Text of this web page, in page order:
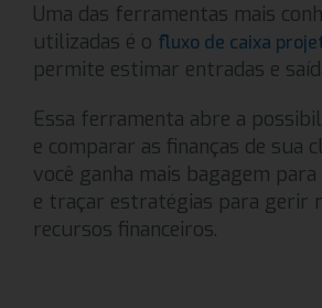
Uma das ferramentas mais
utilizadas é o fluxo de caixa
permite estimar entradas e
Essa ferramenta abre a
e comparar as finanças de sua
você ganha mais bagagem
e traçar estratégias para gerir
recursos financeiros.